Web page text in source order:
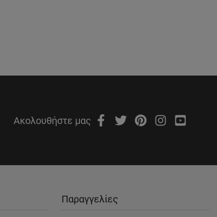
Ακολουθήστε μας
Παραγγελίες